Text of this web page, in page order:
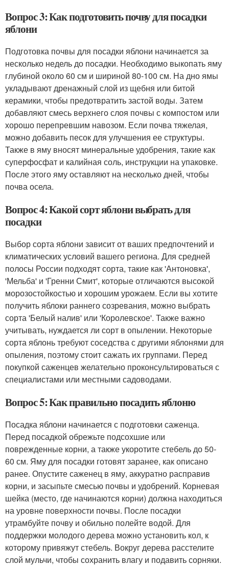
Вопрос 3: Как подготовить почву для посадки
яблони
Подготовка почвы для посадки яблони начинается за
несколько недель до посадки. Необходимо выкопать яму
глубиной около 60 см и шириной 80-100 см. На дно ямы
укладывают дренажный слой из щебня или битой
керамики, чтобы предотвратить застой воды. Затем
добавляют смесь верхнего слоя почвы с компостом или
хорошо перепревшим навозом. Если почва тяжелая,
можно добавить песок для улучшения ее структуры.
Также в яму вносят минеральные удобрения, такие как
суперфосфат и калийная соль, инструкции на упаковке.
После этого яму оставляют на несколько дней, чтобы
почва осела.
Вопрос 4: Какой сорт яблони выбрать для
посадки
Выбор сорта яблони зависит от ваших предпочтений и
климатических условий вашего региона. Для средней
полосы России подходят сорта, такие как 'Антоновка',
'Мельба' и 'Гренни Смит', которые отличаются высокой
морозостойкостью и хорошим урожаем. Если вы хотите
получить яблоки раннего созревания, можно выбрать
сорта 'Белый налив' или 'Королевское'. Также важно
учитывать, нуждается ли сорт в опылении. Некоторые
сорта яблонь требуют соседства с другими яблонями для
опыления, поэтому стоит сажать их группами. Перед
покупкой саженцев желательно проконсультироваться с
специалистами или местными садоводами.
Вопрос 5: Как правильно посадить яблоню
Посадка яблони начинается с подготовки саженца.
Перед посадкой обрежьте подсохшие или
поврежденные корни, а также укоротите стебель до 50-
60 см. Яму для посадки готовят заранее, как описано
ранее. Опустите саженец в яму, аккуратно расправив
корни, и засыпьте смесью почвы и удобрений. Корневая
шейка (место, где начинаются корни) должна находиться
на уровне поверхности почвы. После посадки
утрамбуйте почву и обильно полейте водой. Для
поддержки молодого дерева можно установить кол, к
которому привяжут стебель. Вокруг дерева расстелите
слой мульчи, чтобы сохранить влагу и подавить сорняки.